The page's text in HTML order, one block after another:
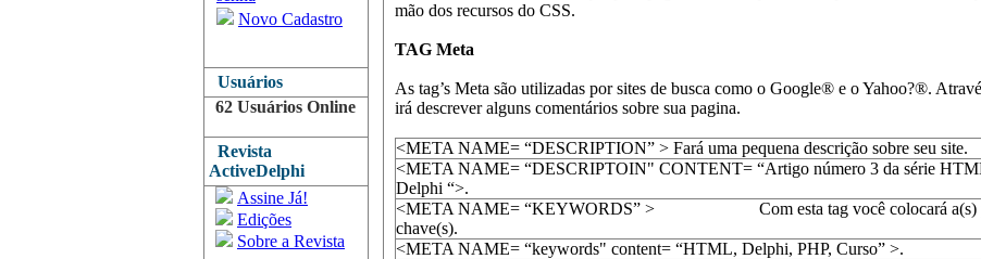
Novo Cadastro
Usuários
62 Usuários Online
Revista
ActiveDelphi
Assine Já!
Edições
Sobre a Revista
mão dos recursos do CSS.
TAG Meta
As tag’s Meta são utilizadas por sites de busca como o Google® e o Yahoo?®.
irá descrever alguns comentários sobre sua pagina.
<META NAME= “DESCRIPTION” > Fará uma pequena descrição sobre seu site.
<META NAME= “DESCRIPTOIN" CONTENT= “Artigo número 3 da série
Delphi “>.
<META NAME= “KEYWORDS” > Com esta tag você colocará a(s)
chave(s).
<META NAME= “keywords" content= “HTML, Delphi, PHP, Curso” >.